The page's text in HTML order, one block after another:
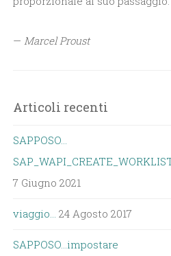
—Marcel Proust
Articoli recenti
SAPPOSO…
7 Giugno 2021
viaggio… 24 Agosto 2017
SAPPOSO…impostare